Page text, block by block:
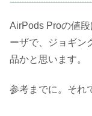
AirPods Proの値
ーザで、ジョギン
品かと思います。
参考までに。それ